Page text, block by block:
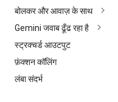
बोलकर और आवाज़ के साथ
Gemini जवाब ढूँढ रहा है
स्ट्रक्चर्ड आउटपुट
फ़ंक्शन कॉलिंग
लंबा संदर्भ